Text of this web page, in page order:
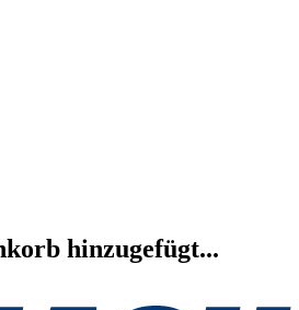
hinzugefügt...